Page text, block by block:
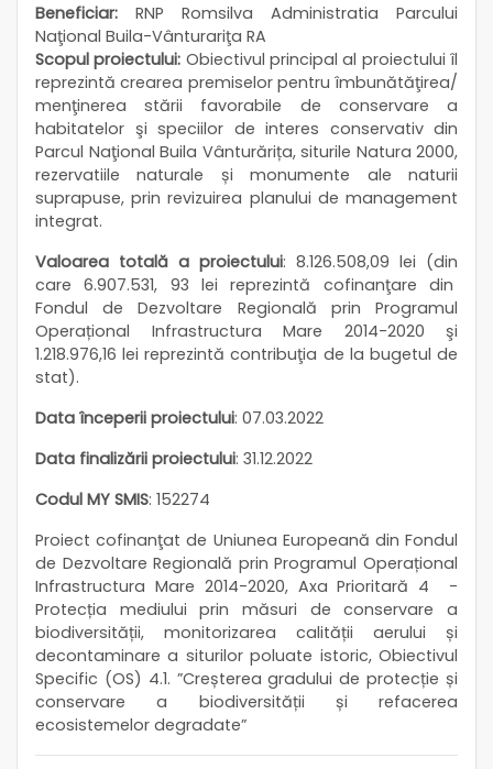
Beneficiar: RNP Romsilva Administratia Parcului
Naţional Buila-Vânturariţa RA
Scopul proiectului: Obiectivul principal al proiectului îl
reprezintă crearea premiselor pentru îmbunătăţirea/
menţinerea stării favorabile de conservare a
habitatelor şi speciilor de interes conservativ din
Parcul Naţional Buila Vânturărița, siturile Natura 2000,
rezervatiile naturale și monumente ale naturii
suprapuse, prin revizuirea planului de management
integrat.
Valoarea totală a proiectului: 8.126.508,09 lei (din
care 6.907.531, 93 lei reprezintă cofinanţare din
Fondul de Dezvoltare Regională prin Programul
Operațional Infrastructura Mare 2014-2020 şi
1.218.976,16 lei reprezintă contribuţia de la bugetul de
stat).
Data începerii proiectului: 07.03.2022
Data finalizării proiectului: 31.12.2022
Codul MY SMIS: 152274
Proiect cofinanţat de Uniunea Europeană din Fondul
de Dezvoltare Regională prin Programul Operațional
Infrastructura Mare 2014-2020, Axa Prioritară 4 -
Protecția mediului prin măsuri de conservare a
biodiversității, monitorizarea calității aerului și
decontaminare a siturilor poluate istoric, Obiectivul
Specific (OS) 4.1. ”Creșterea gradului de protecție și
conservare a biodiversității și refacerea
ecosistemelor degradate”